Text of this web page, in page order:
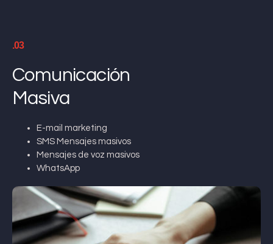
.03
Comunicación
Masiva
E-mail marketing
SMS Mensajes masivos
Mensajes de voz masivos
WhatsApp